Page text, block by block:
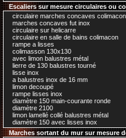
Escaliers sur mesure circulaires ou
circulaire marches concaves colimacon
marches concaves fut inox
circulaire sur helicarre
circulaire en salle de bains colimacon
rampe a lisses
colimasson 130x130
avec limon balustres métal
lierre de 130 balustres tourné
lisse inox
a balustres inox de 16 mm
limon decoupé
rampe lisses inox
diamètre 150 main-courante ronde
diamètre 2100
limon lamellé collé balustres métal
diamètre 150 avec lisses inox
Marches sortant du mur sur mesure